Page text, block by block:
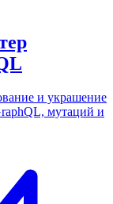
и украшение
мутаций и